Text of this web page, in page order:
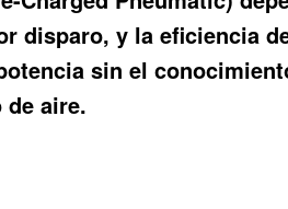
disparo, y la eficiencia
sin el
aire.